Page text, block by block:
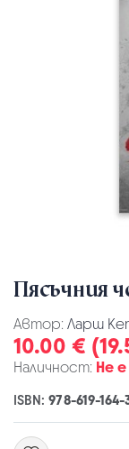
Пясъчния
Автор: Ларш
10.00 €
Наличност: Не е
ISBN:978-619-164-